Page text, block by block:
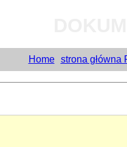
Home strona główna